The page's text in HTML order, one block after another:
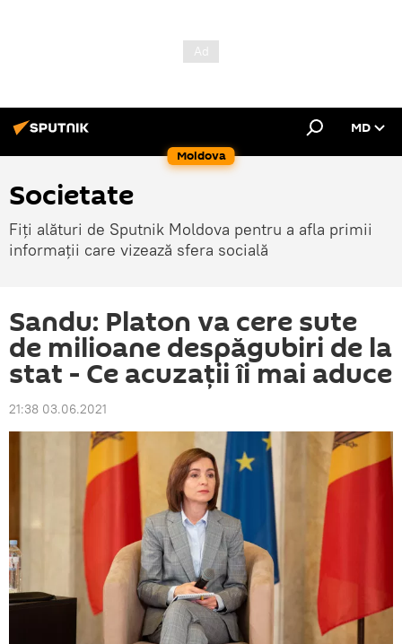
Moldova
MD
Societate
Fiți alături de Sputnik Moldova pentru a afla primii
informații care vizează sfera socială
Sandu: Platon va cere sute
de milioane despăgubiri de la
stat - Ce acuzații îi mai aduce
21:38 03.06.2021